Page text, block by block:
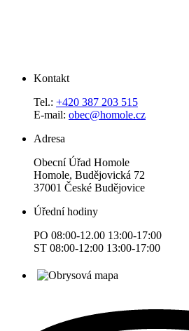
Kontakt
Tel.: +420 387 203 515
E-mail: obec@homole.cz
Adresa
Obecní Úřad Homole
Homole, Budějovická 72
37001 České Budějovice
Úřední hodiny
PO 08:00-12.00 13:00-17:00
ST 08:00-12:00 13:00-17:00